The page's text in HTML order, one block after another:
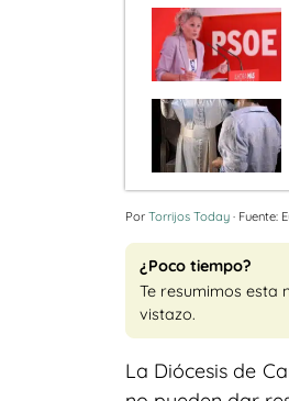
Por Torrijos Today · Fuente:
¿Poco tiempo?
Te resumimos esta
vistazo.
La Diócesis de